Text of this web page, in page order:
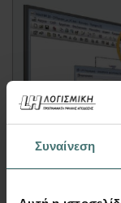
Συναίνεση